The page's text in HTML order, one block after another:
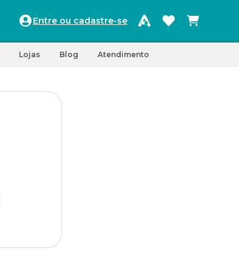
Entre ou cadastre-se
Lojas Blog Atendimento